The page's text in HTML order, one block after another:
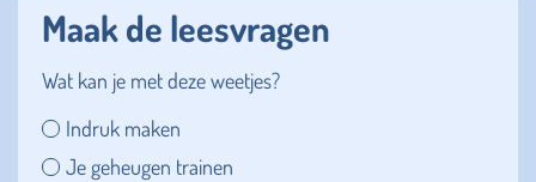
Maak de leesvragen
Wat kan je met deze weetjes?
Indruk maken
Je geheugen trainen